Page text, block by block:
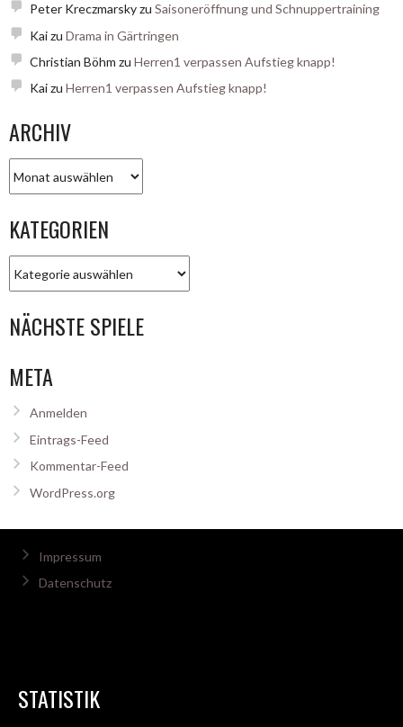
Peter Kreczmarskyzu Saisoneröffnung und Schnuppertraining
Kaizu Drama in Gärtringen
Christian Böhm zu Herren1 verpassen Aufstieg knapp!
Kaizu Herren1 verpassen Aufstieg knapp!
ARCHIV
KATEGORIEN
NÄCHSTE SPIELE
META
Anmelden
Eintrags-Feed
Kommentar-Feed
WordPress.org
Impressum
Datenschutz
STATISTIK